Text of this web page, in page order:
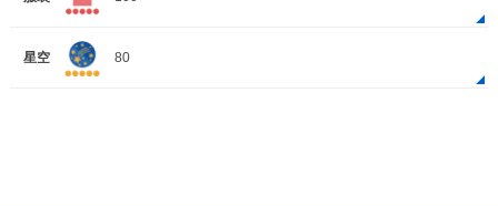
星空 80